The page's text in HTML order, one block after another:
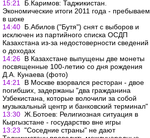
15:21
Б.Каримов: Таджикистан.
Экономические итоги 2011 года - пребываем
в шоке
14:40 Б.Абилов ("Бутя") снят с выборов и
исключен из партийного списка ОСДП
Казахстана из-за недостоверности сведений
о доходах
14:26 В Казахстане выпущены две монеты
посвященные 100-летию со дня рождения
Д.А. Кунаева (фото)
14:21
В Москве взорвался ресторан - двое
погибших, задержаны "два гражданина
Узбекистана, которые волочили за собой
музыкальный центр и банковский терминал"
13:30 Ж.Ботоев: Религиозная ситуация в
Кыргызстане - государство вне игры
13:23 "Соседние страны" не дают